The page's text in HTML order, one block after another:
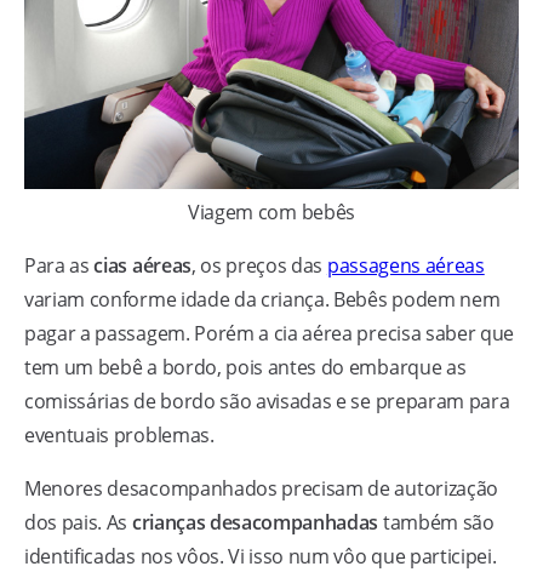
Viagem com bebês
Para ascias aéreas, os preços das passagens aéreas
variam conforme idade da criança. Bebês podem nem
pagar a passagem. Porém a cia aérea precisa saber que
tem um bebê a bordo, pois antes do embarque as
comissárias de bordo são avisadas e se preparam para
eventuais problemas.
Menores desacompanhados precisam de autorização
dos pais. As crianças desacompanhadas também são
identificadas nos vôos. Vi isso num vôo que participei.